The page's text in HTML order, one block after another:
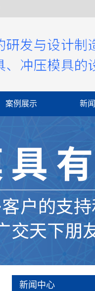
案例展示 新
常
新闻中心